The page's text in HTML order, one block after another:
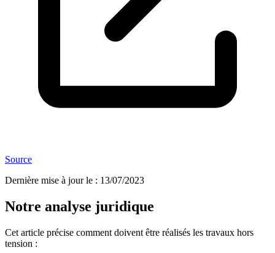
Source
Dernière mise à jour le : 13/07/2023
Notre analyse juridique
Cet article précise comment doivent être réalisés les travaux hors
tension :